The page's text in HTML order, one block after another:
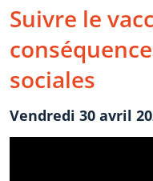
Suivre le
sociales
Vendredi 30 avril